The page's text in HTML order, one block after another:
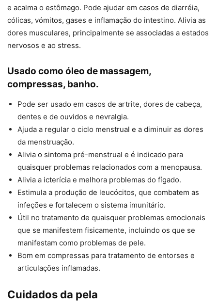
e acalma o estômago. Pode ajudar em casos de diarréia,
cólicas, vómitos, gases e inflamação do intestino. Alivia as
dores musculares, principalmente se associadas a estados
nervosos e ao stress.
Usado como óleo de massagem,
compressas, banho.
Pode ser usado em casos de artrite, dores de cabeça,
dentes e de ouvidos e nevralgia.
Ajuda a regular o ciclo menstrual e a diminuir as dores
da menstruação.
Alivia o sintoma pré-menstrual e é indicado para
quaisquer problemas relacionados com a menopausa.
Alivia a icterícia e melhora problemas do fígado.
Estimula a produção de leucócitos, que combatem as
infeções e fortalecem o sistema imunitário.
Útil no tratamento de quaisquer problemas emocionais
que se manifestem fisicamente, incluindo os que se
manifestam como problemas de pele.
Bom em compressas para tratamento de entorses e
articulações inflamadas.
Cuidados da pela